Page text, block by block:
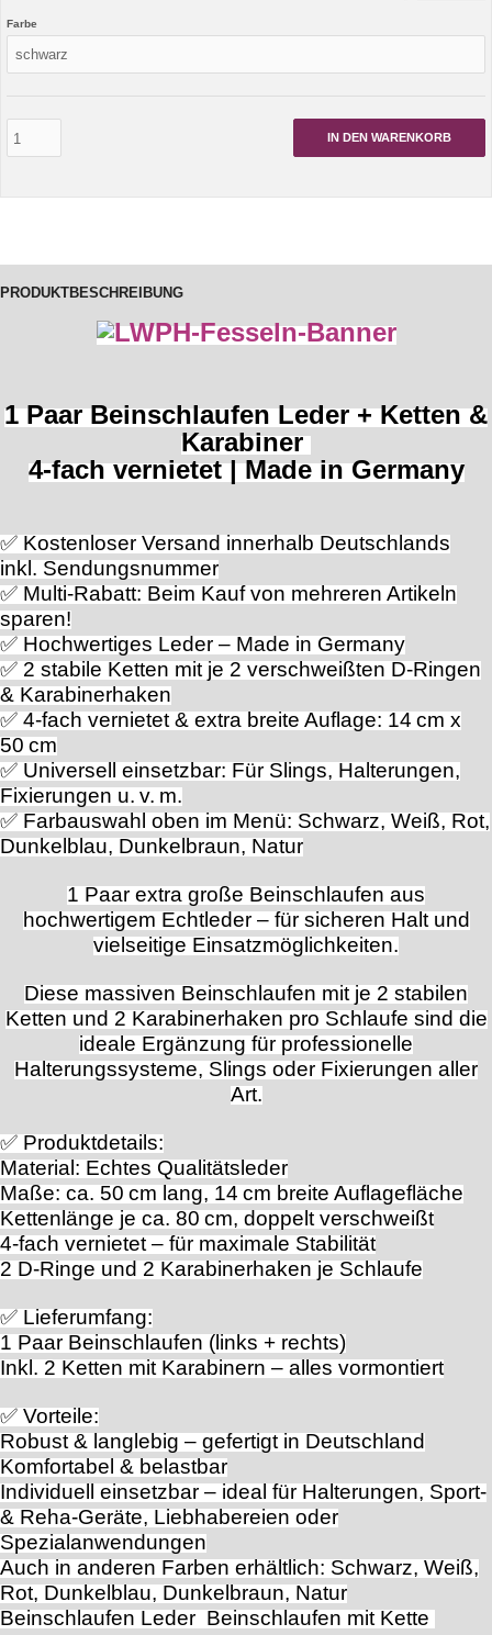
Farbe
IN DEN WARENKORB
PRODUKTBESCHREIBUNG
1 Paar Beinschlaufen Leder + Ketten &
Karabiner
4-fach vernietet | Made in Germany
✅ Kostenloser Versand innerhalb Deutschlands
inkl. Sendungsnummer
✅ Multi-Rabatt: Beim Kauf von mehreren Artikeln
sparen!
✅ Hochwertiges Leder – Made in Germany
✅ 2 stabile Ketten mit je 2 verschweißten D-Ringen
& Karabinerhaken
✅ 4-fach vernietet & extra breite Auflage: 14 cm x
50 cm
✅ Universell einsetzbar: Für Slings, Halterungen,
Fixierungen u. v. m.
✅ Farbauswahl oben im Menü: Schwarz, Weiß, Rot,
Dunkelblau, Dunkelbraun, Natur
1 Paar extra große Beinschlaufen aus
hochwertigem Echtleder – für sicheren Halt und
vielseitige Einsatzmöglichkeiten.
Diese massiven Beinschlaufen mit je 2 stabilen
Ketten und 2 Karabinerhaken pro Schlaufe sind die
ideale Ergänzung für professionelle
Halterungssysteme, Slings oder Fixierungen aller
Art.
✅ Produktdetails:
Material: Echtes Qualitätsleder
Maße: ca. 50 cm lang, 14 cm breite Auflagefläche
Kettenlänge je ca. 80 cm, doppelt verschweißt
4-fach vernietet – für maximale Stabilität
2 D‑Ringe und 2 Karabinerhaken je Schlaufe
✅ Lieferumfang:
1 Paar Beinschlaufen (links + rechts)
Inkl. 2 Ketten mit Karabinern – alles vormontiert
✅ Vorteile:
Robust & langlebig – gefertigt in Deutschland
Komfortabel & belastbar
Individuell einsetzbar – ideal für Halterungen, Sport-
& Reha-Geräte, Liebhabereien oder
Spezialanwendungen
Auch in anderen Farben erhältlich: Schwarz, Weiß,
Rot, Dunkelblau, Dunkelbraun, Natur
Beinschlaufen Leder Beinschlaufen mit Kette